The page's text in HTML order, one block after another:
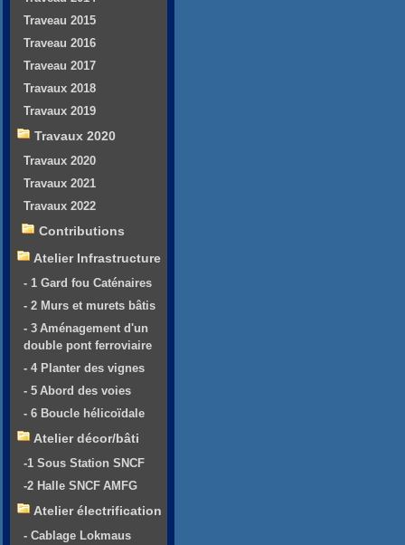
Traveau 2015
Traveau 2016
Traveau 2017
Travaux 2018
Travaux 2019
Travaux 2020
Travaux 2020
Travaux 2021
Travaux 2022
Contributions
Atelier Infrastructure
- 1 Gard fou Caténaires
- 2 Murs et murets bâtis
- 3 Aménagement d'un
double pont ferroviaire
- 4 Planter des vignes
- 5 Abord des voies
- 6 Boucle hélicoïdale
Atelier décor/bâti
-1 Sous Station SNCF
-2 Halle SNCF AMFG
Atelier électrification
- Cablage Lokmaus